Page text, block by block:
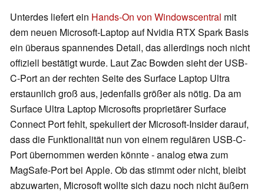
Unterdes liefert ein Hands-On von Windowscentral mit
dem neuen Microsoft-Laptop auf Nvidia RTX Spark Basis
ein überaus spannendes Detail, das allerdings noch nicht
offiziell bestätigt wurde. Laut Zac Bowden sieht der USB-
C-Port an der rechten Seite des Surface Laptop Ultra
erstaunlich groß aus, jedenfalls größer als nötig. Da am
Surface Ultra Laptop Microsofts proprietärer Surface
Connect Port fehlt, spekuliert der Microsoft-Insider darauf,
dass die Funktionalität nun von einem regulären USB-C-
Port übernommen werden könnte - analog etwa zum
MagSafe-Port bei Apple. Ob das stimmt oder nicht, bleibt
abzuwarten, Microsoft wollte sich dazu noch nicht äußern